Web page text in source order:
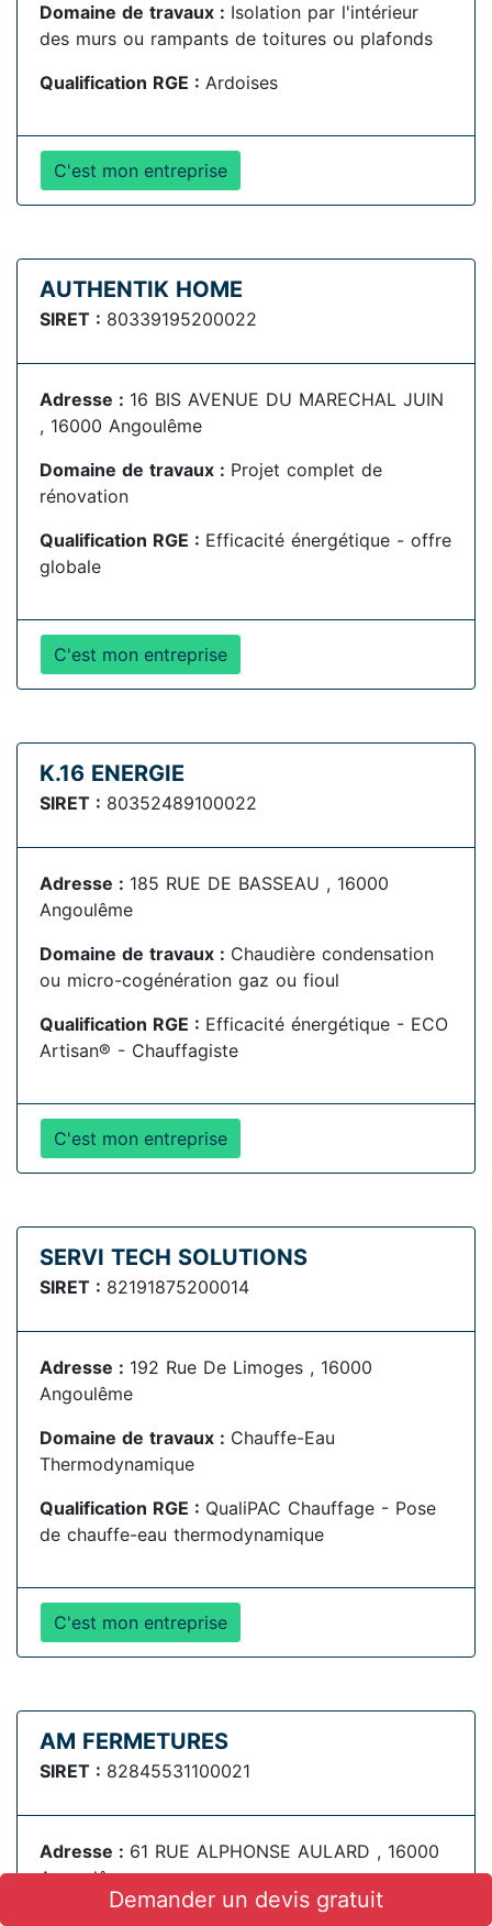
Domaine de travaux : Isolation par l'intérieur
des murs ou rampants de toitures ou plafonds
Qualification RGE : Ardoises
C'est mon entreprise
AUTHENTIK HOME
SIRET : 80339195200022
Adresse : 16 BIS AVENUE DU MARECHAL JUIN
, 16000 Angoulême
Domaine de travaux : Projet complet de
rénovation
Qualification RGE : Efficacité énergétique - offre
globale
C'est mon entreprise
K.16 ENERGIE
SIRET : 80352489100022
Adresse : 185 RUE DE BASSEAU , 16000
Angoulême
Domaine de travaux : Chaudière condensation
ou micro-cogénération gaz ou fioul
Qualification RGE : Efficacité énergétique - ECO
Artisan® - Chauffagiste
C'est mon entreprise
SERVI TECH SOLUTIONS
SIRET : 82191875200014
Adresse : 192 Rue De Limoges , 16000
Angoulême
Domaine de travaux : Chauffe-Eau
Thermodynamique
Qualification RGE : QualiPAC Chauffage - Pose
de chauffe-eau thermodynamique
C'est mon entreprise
AM FERMETURES
SIRET : 82845531100021
Adresse : 61 RUE ALPHONSE AULARD , 16000
Angoulême
Demander un devis gratuit